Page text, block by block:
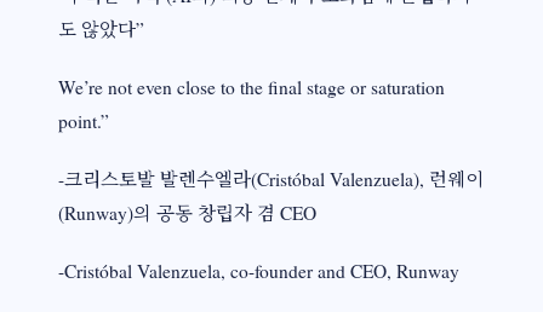
도 않았다”
We’re not even close to the final stage or saturation
point.”
-크리스토발 발렌수엘라(Cristóbal Valenzuela), 런웨이
(Runway)의 공동 창립자 겸 CEO
-Cristóbal Valenzuela, co-founder and CEO, Runway